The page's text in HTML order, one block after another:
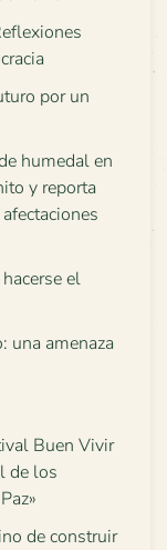
por un
humedal en
y reporta
el
una amenaza
Buen Vivir
de los
de construir